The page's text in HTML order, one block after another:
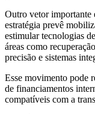
Outro vetor importante
estratégia prevê
estimular tecnologias
áreas como
precisão e sistemas
Esse movimento pode
de financiamentos
compatíveis com a